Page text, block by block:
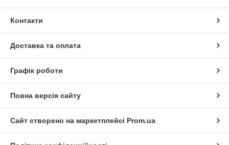
Контакти
Доставка та оплата
Графік роботи
Повна версія сайту
Сайт створено на маркетплейсі Prom.ua